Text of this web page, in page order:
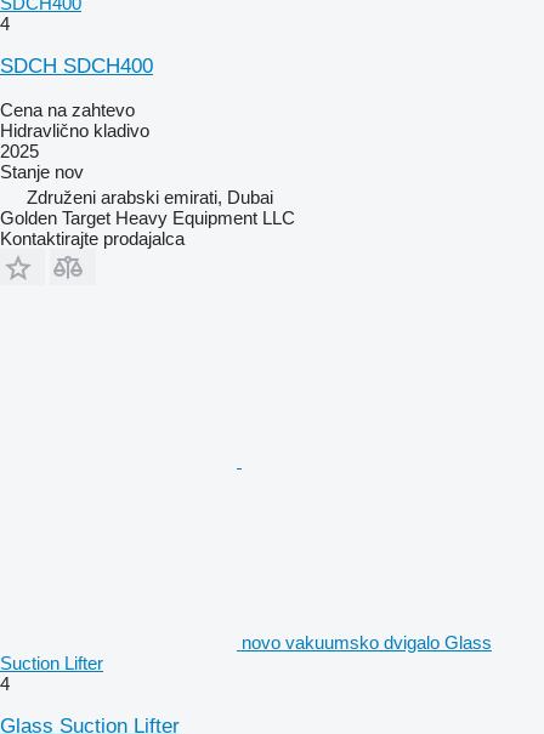
4
SDCH SDCH400
Cena na zahtevo
Hidravlično kladivo
2025
Stanje nov
Združeni arabski emirati, Dubai
Golden Target Heavy Equipment LLC
Kontaktirajte prodajalca
novo vakuumsko dvigalo Glass
Suction Lifter
4
Glass Suction Lifter